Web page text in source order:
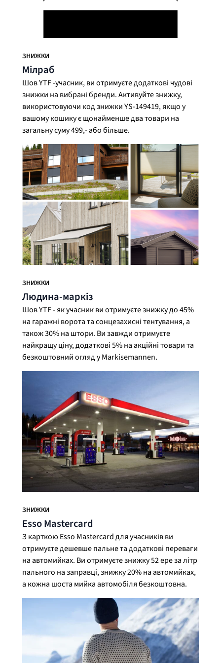
ЗНИЖКИ
Мілраб
Шов YTF -учасник, ви отримуєте додаткові чудові
знижки на вибрані бренди. Активуйте знижку,
використовуючи код знижки YS-149419, якщо у
вашому кошику є щонайменше два товари на
загальну суму 499,- або більше.
ЗНИЖКИ
Людина-маркіз
Шов YTF - як учасник ви отримуєте знижку до 45%
на гаражні ворота та сонцезахисні тентування, а
також 30% на штори. Ви завжди отримуєте
найкращу ціну, додаткові 5% на акційні товари та
безкоштовний огляд у Markisemannen.
ЗНИЖКИ
Esso Mastercard
З карткою Esso Mastercard для учасників ви
отримуєте дешевше пальне та додаткові переваги
на автомийках. Ви отримуєте знижку 52 ере за літр
пального на заправці, знижку 20% на автомийках,
а кожна шоста мийка автомобіля безкоштовна.